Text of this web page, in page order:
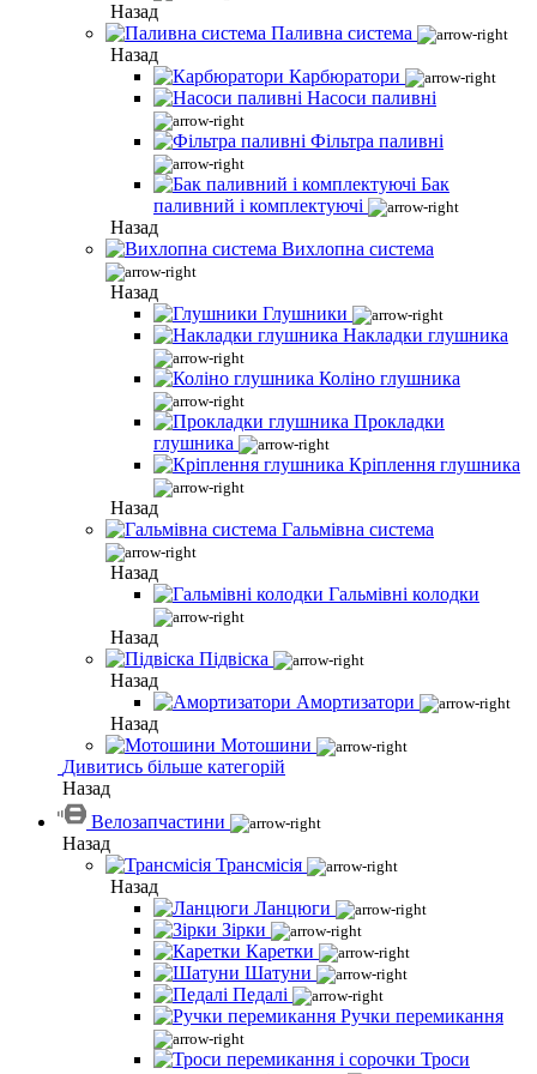
Назад
Паливна система
Назад
Карбюратори
Насоси паливні
Фільтра паливні
Бак
паливний і комплектуючі
Назад
Вихлопна система
Назад
Глушники
Накладки глушника
Коліно глушника
Прокладки
глушника
Кріплення глушника
Назад
Гальмівна система
Назад
Гальмівні колодки
Назад
Підвіска
Назад
Амортизатори
Назад
Мотошини
Дивитись більше категорій
Назад
Велозапчастини
Назад
Трансмісія
Назад
Ланцюги
Зірки
Каретки
Шатуни
Педалі
Ручки перемикання
Троси